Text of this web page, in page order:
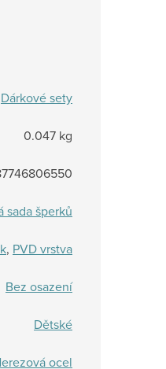
Dárkové sety
0.047 kg
sada šperků
, PVD vrstva
Bez osazení
Dětské
ocel